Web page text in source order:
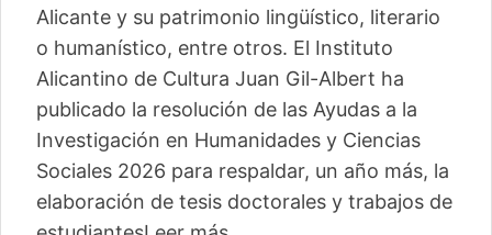
Alicante y su patrimonio lingüístico, literario
o humanístico, entre otros. El Instituto
Alicantino de Cultura Juan Gil-Albert ha
publicado la resolución de las Ayudas a la
Investigación en Humanidades y Ciencias
Sociales 2026 para respaldar, un año más, la
elaboración de tesis doctorales y trabajos de